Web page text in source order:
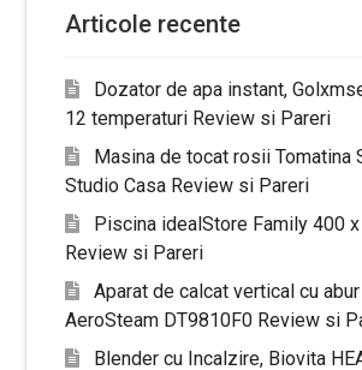
Articole recente
Dozator de apa instant,
12 temperaturi Review si Pareri
Masina de tocat rosii Tomatina
Studio Casa Review si Pareri
Piscina idealStore Family 400
Review si Pareri
Aparat de calcat vertical cu
AeroSteam DT9810F0 Review si
Blender cu Incalzire, Biovita